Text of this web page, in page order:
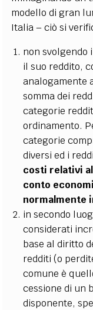
modello di gran
Italia – ciò si
non
il suo reddito,
analogamente
somma dei
categorie
ordinamento.
categorie
diversi ed i
costi relativi
conto
normalmente
in secondo
considerati
base al diritto
redditi (o
comune è
cessione di un
disponente,